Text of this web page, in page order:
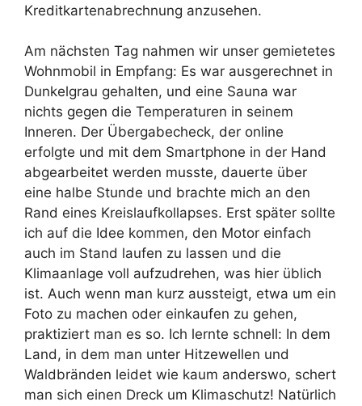
Kreditkartenabrechnung anzusehen.
Am nächsten Tag nahmen wir unser gemietetes
Wohnmobil in Empfang: Es war ausgerechnet in
Dunkelgrau gehalten, und eine Sauna war
nichts gegen die Temperaturen in seinem
Inneren. Der Übergabecheck, der online
erfolgte und mit dem Smartphone in der Hand
abgearbeitet werden musste, dauerte über
eine halbe Stunde und brachte mich an den
Rand eines Kreislaufkollapses. Erst später sollte
ich auf die Idee kommen, den Motor einfach
auch im Stand laufen zu lassen und die
Klimaanlage voll aufzudrehen, was hier üblich
ist. Auch wenn man kurz aussteigt, etwa um ein
Foto zu machen oder einkaufen zu gehen,
praktiziert man es so. Ich lernte schnell: In dem
Land, in dem man unter Hitzewellen und
Waldbränden leidet wie kaum anderswo, schert
man sich einen Dreck um Klimaschutz! Natürlich